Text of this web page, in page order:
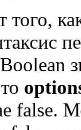
того,
false.